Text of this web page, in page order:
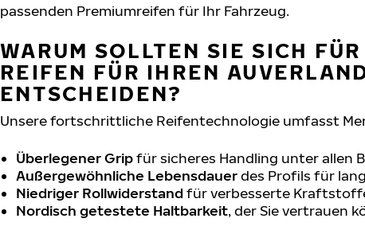
passenden Premiumreifen für Ihr Fahrzeug.
WARUM SOLLTEN SIE SICH
REIFEN FÜR IHREN
ENTSCHEIDEN?
Unsere fortschrittliche Reifentechnologie umfasst
Überlegener Gripfür sicheres Handling unter allen
Außergewöhnliche Lebensdauerdes Profils für
Niedriger Rollwiderstand für verbesserte
Nordisch getestete Haltbarkeit, der Sie vertrauen